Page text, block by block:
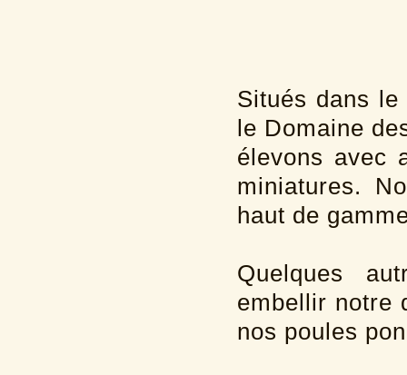
Situés dans
le Domaine
élevons avec
miniatures.
haut de
Quelques
embellir notre
nos poules